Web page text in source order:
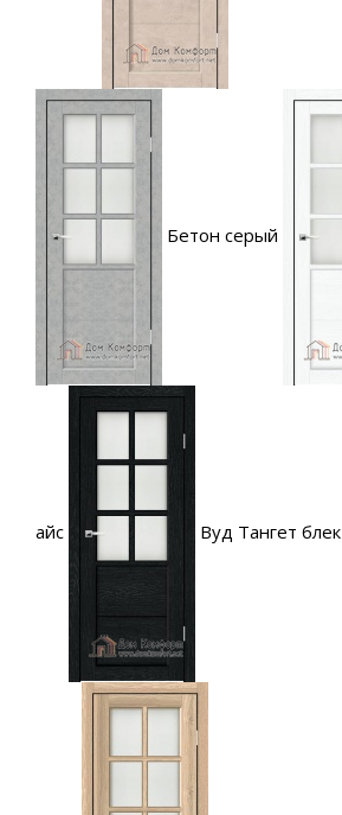
Бетон серый
айс Вуд Тангет блек